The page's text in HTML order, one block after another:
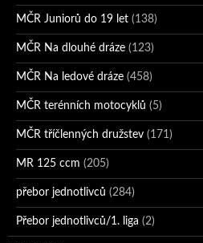
MČR Juniorů do 19 let (138)
MČR Na dlouhé dráze (123)
MČR Na ledové dráze (458)
MČR terénních motocyklů (5)
MČR tříčlenných družstev (171)
MR 125 ccm (205)
přebor jednotlivců (284)
Přebor jednotlivců/1. liga (2)